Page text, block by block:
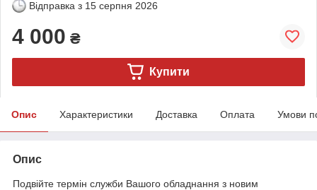
Відправка з 15 серпня 2026
4 000 ₴
Купити
Опис Характеристики Доставка Оплата Умови
Опис
Подвійте термін служби Вашого обладнання з новим